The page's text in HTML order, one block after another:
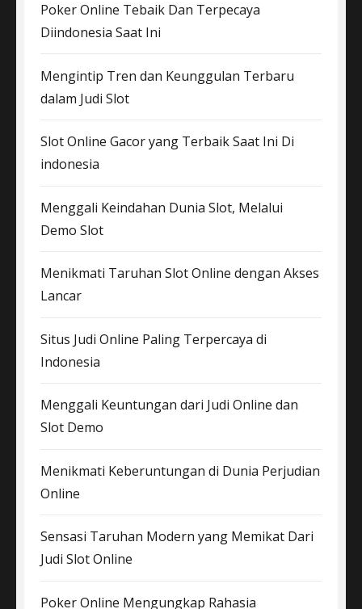
Poker Online Tebaik Dan Terpecaya
Diindonesia Saat Ini
Mengintip Tren dan Keunggulan Terbaru
dalam Judi Slot
Slot Online Gacor yang Terbaik Saat Ini Di
indonesia
Menggali Keindahan Dunia Slot, Melalui
Demo Slot
Menikmati Taruhan Slot Online dengan Akses
Lancar
Situs Judi Online Paling Terpercaya di
Indonesia
Menggali Keuntungan dari Judi Online dan
Slot Demo
Menikmati Keberuntungan di Dunia Perjudian
Online
Sensasi Taruhan Modern yang Memikat Dari
Judi Slot Online
Poker Online Mengungkap Rahasia